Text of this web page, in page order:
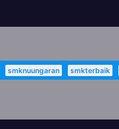
smknuungaran smkterbaik